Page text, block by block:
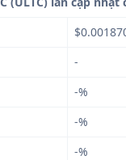
-
-%
-%
-%